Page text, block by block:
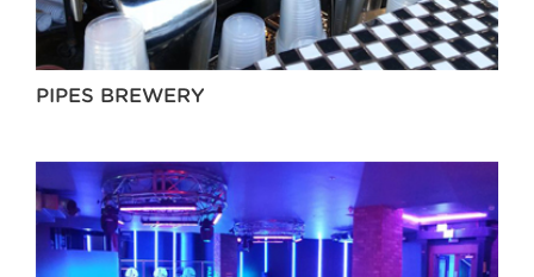
PIPES BREWERY